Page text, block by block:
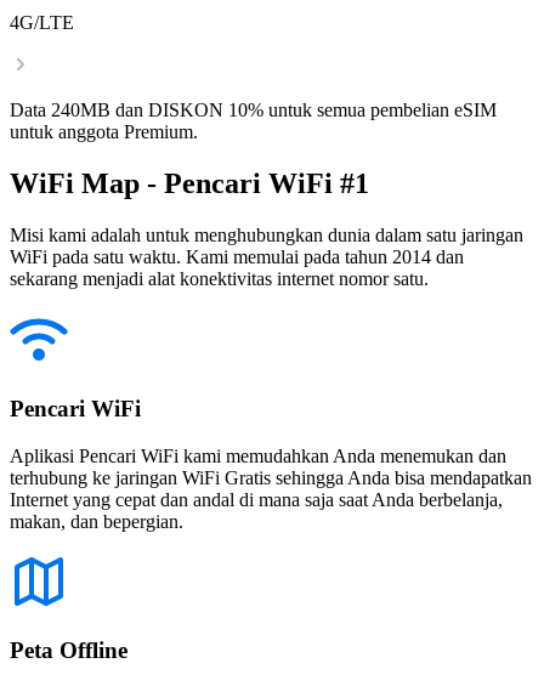
4G/LTE
Data 240MB dan DISKON 10% untuk semua pembelian eSIM
untuk anggota Premium.
WiFi Map - Pencari WiFi #1
Misi kami adalah untuk menghubungkan dunia dalam satu jaringan
WiFi pada satu waktu. Kami memulai pada tahun 2014 dan
sekarang menjadi alat konektivitas internet nomor satu.
Pencari WiFi
Aplikasi Pencari WiFi kami memudahkan Anda menemukan dan
terhubung ke jaringan WiFi Gratis sehingga Anda bisa mendapatkan
Internet yang cepat dan andal di mana saja saat Anda berbelanja,
makan, dan bepergian.
Peta Offline